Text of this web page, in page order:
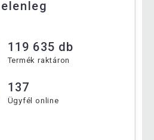
119 635 db
Termék raktáron
137
Ügyfél online